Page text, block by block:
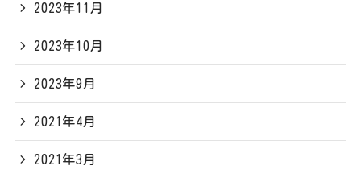
2023年11月
2023年10月
2023年9月
2021年4月
2021年3月